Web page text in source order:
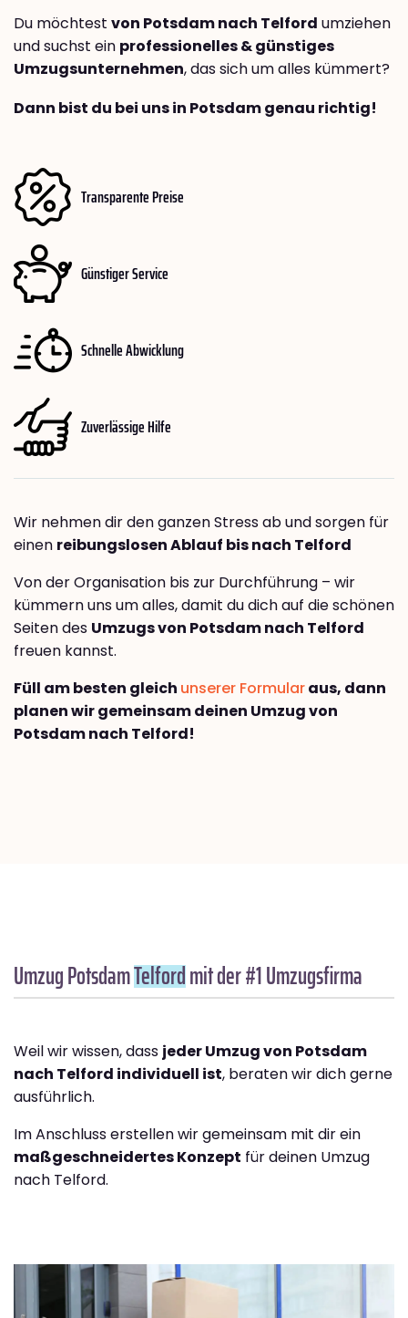
Du möchtest von Potsdam nach Telford umziehen
und suchst ein professionelles & günstiges
Umzugsunternehmen, das sich um alles kümmert?
Dann bist du bei uns in Potsdam genau richtig!
Transparente Preise
Günstiger Service
Schnelle Abwicklung
Zuverlässige Hilfe
Wir nehmen dir den ganzen Stress ab und sorgen für
einen reibungslosen Ablauf bis nach Telford
Von der Organisation bis zur Durchführung – wir
kümmern uns um alles, damit du dich auf die schönen
Seiten des Umzugs von Potsdam nach Telford
freuen kannst.
Füll am besten gleich unserer Formularaus, dann
planen wir gemeinsam deinen Umzug von
Potsdam nach Telford!
Umzug PotsdamTelfordmit der #1 Umzugsfirma
Weil wir wissen, dass jeder Umzug von Potsdam
nach Telford individuell ist, beraten wir dich gerne
ausführlich.
Im Anschluss erstellen wir gemeinsam mit dir ein
maßgeschneidertes Konzept für deinen Umzug
nach Telford.